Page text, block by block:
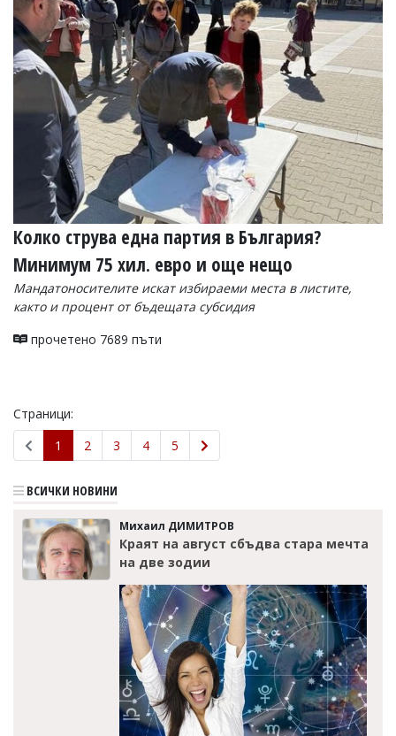
Колко струва една партия в България?
Минимум 75 хил. евро и още нещо
Мандатоносителите искат избираеми места в листите,
както и процент от бъдещата субсидия
прочетено 7689 пъти
Страници:
1
2 3 4 5
ВСИЧКИ НОВИНИ
Михаил ДИМИТРОВ
Краят на август сбъдва стара мечта
на две зодии